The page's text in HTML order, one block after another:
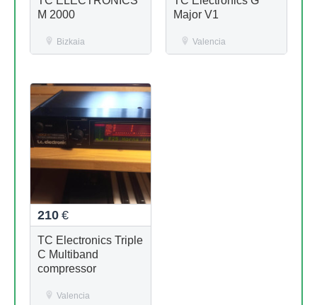
M 2000
Bizkaia
Major V1
Valencia
210 €
TC Electronics Triple
C Multiband
compressor
Valencia